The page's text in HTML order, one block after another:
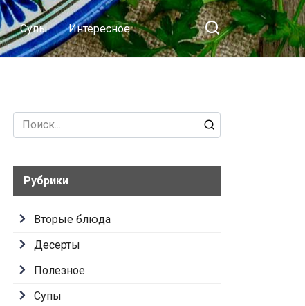
Супы Интересное
Search
for:
Рубрики
Вторые блюда
Десерты
Полезное
Супы